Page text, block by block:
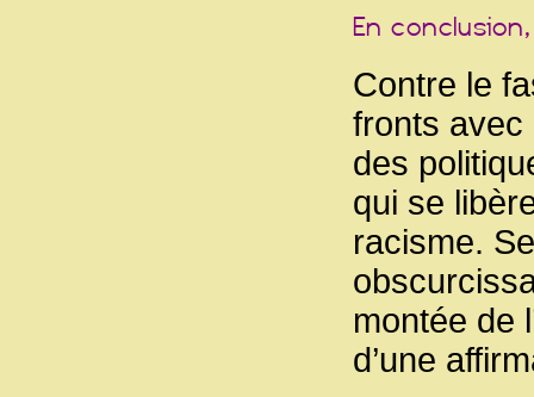
Contre le
fronts avec
des
qui se
racisme.
montée de
d’une